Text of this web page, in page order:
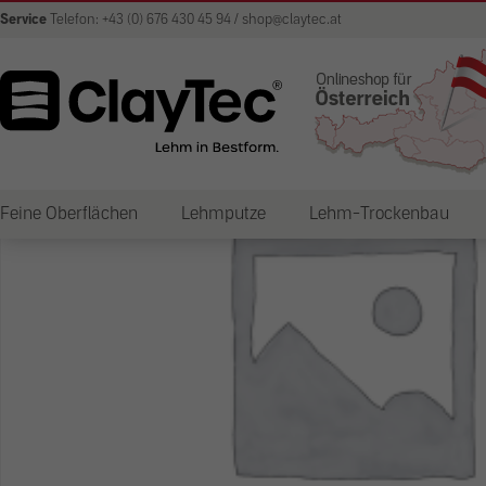
Service Telefon: +43 (0) 676 430 45 94 / shop@claytec.at
Feine Oberflächen Lehmputze Lehm-Trockenbau